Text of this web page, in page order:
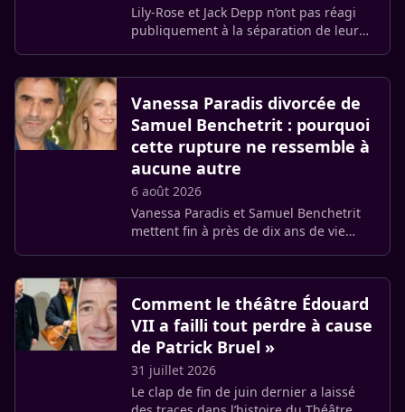
Lily-Rose et Jack Depp n’ont pas réagi
publiquement à la séparation de leur
Vanessa Paradis divorcée de
Samuel Benchetrit : pourquoi
cette rupture ne ressemble à
aucune autre
6 août 2026
Vanessa Paradis et Samuel Benchetrit
mettent fin à près de dix ans de vie
Comment le théâtre Édouard
VII a failli tout perdre à cause
de Patrick Bruel »
31 juillet 2026
Le clap de fin de juin dernier a laissé